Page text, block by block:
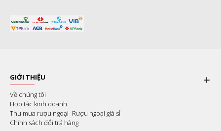
GIỚI THIỆU
Về chúng tôi
Hợp tác kinh doanh
Thu mua rượu ngoại- Rượu ngoại giá sỉ
Chính sách đổi trả hàng